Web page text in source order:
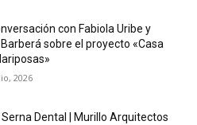
con Fabiola Uribe y
sobre el proyecto «Casa
2026
Serna Dental | Murillo Arquitectos